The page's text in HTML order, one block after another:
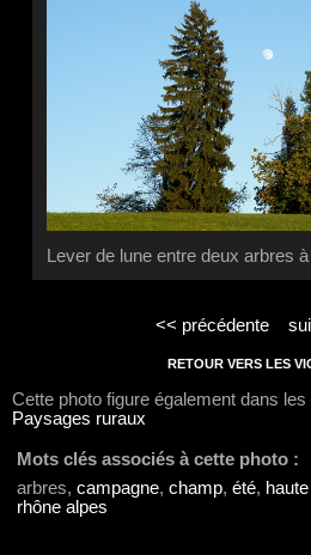
Lever de lune entre deux arbres
<< précédente
RETOUR VERS LES
Cette photo figure également dans les
Paysages ruraux
Mots clés associés à cette photo :
arbres, campagne, champ, été,
rhône alpes